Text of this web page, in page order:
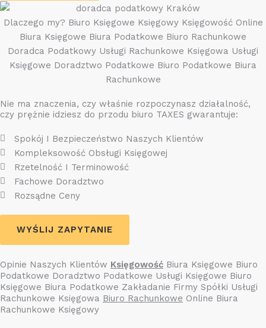
Dlaczego my? Biuro Księgowe Księgowy Księgowość Online
Biura Księgowe Biura Podatkowe Biuro Rachunkowe
Doradca Podatkowy Usługi Rachunkowe Księgowa Usługi
Księgowe Doradztwo Podatkowe Biuro Podatkowe Biura
Rachunkowe
Nie ma znaczenia, czy właśnie rozpoczynasz działalność,
czy prężnie idziesz do przodu biuro TAXES gwarantuje:
Spokój I Bezpieczeństwo Naszych Klientów
Kompleksowość Obsługi Księgowej
Rzetelność I Terminowość
Fachowe Doradztwo
Rozsądne Ceny
WYŚLIJ ZAPYTANIE
Opinie Naszych Klientów Księgowość Biura Księgowe Biuro
Podatkowe Doradztwo Podatkowe Usługi Księgowe Biuro
Księgowe Biura Podatkowe Zakładanie Firmy Spółki Usługi
Rachunkowe Księgowa Biuro Rachunkowe Online Biura
Rachunkowe Księgowy